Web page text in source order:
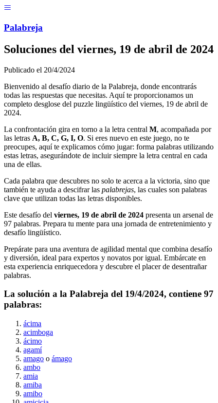
Palabreja
Soluciones del viernes, 19 de abril de 2024
Publicado el 20/4/2024
Bienvenido al desafío diario de la Palabreja, donde encontrarás
todas las respuestas que necesitas. Aquí te proporcionamos un
completo desglose del puzzle lingüístico del viernes, 19 de abril de
2024.
La confrontación gira en torno a la letra central M, acompañada por
las letras A, B, C, G, I, O. Si eres nuevo en este juego, no te
preocupes, aquí te explicamos cómo jugar: forma palabras utilizando
estas letras, asegurándote de incluir siempre la letra central en cada
una de ellas.
Cada palabra que descubres no solo te acerca a la victoria, sino que
también te ayuda a descifrar las palabrejas, las cuales son palabras
clave que utilizan todas las letras disponibles.
Este desafío del viernes, 19 de abril de 2024 presenta un arsenal de
97 palabras. Prepara tu mente para una jornada de entretenimiento y
desafío lingüístico.
Prepárate para una aventura de agilidad mental que combina desafío
y diversión, ideal para expertos y novatos por igual. Embárcate en
esta experiencia enriquecedora y descubre el placer de desentrañar
palabras.
La solución a la Palabreja del 19/4/2024, contiene 97
palabras:
ácima
acimboga
ácimo
agamí
amago o ámago
ambo
amia
amiba
amibo